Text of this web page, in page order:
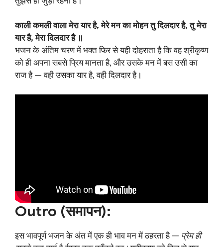
काली कमली वाला मेरा यार है, मेरे मन का मोहन तु दिलदार है, तु मेरा
यार है, मेरा दिलदार है ॥
भजन के अंतिम चरण में भक्त फिर से यही दोहराता है कि वह श्रीकृष्ण
को ही अपना सबसे प्रिय मानता है, और उसके मन में बस उसी का
राज है — वही उसका यार है, वही दिलदार है।
Outro (समापन):
इस भावपूर्ण भजन के अंत में एक ही भाव मन में ठहरता है — प्रेम ही